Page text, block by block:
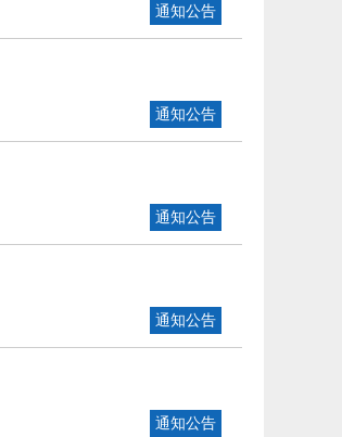
通知公告
通知公告
通知公告
通知公告
通知公告